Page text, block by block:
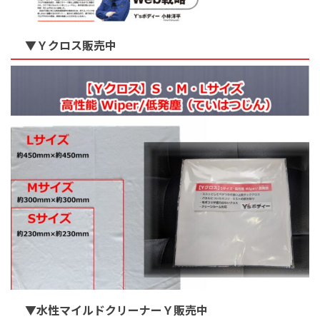
▼Ｙクロス販売中
▼水性マイルドクリーナーＹ販売中